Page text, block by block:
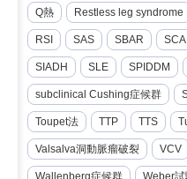
Q熱 Restless leg syndrome
RSI SAS SBAR SCA
SIADH SLE SPIDDM
subclinical Cushing症候群
Toupet法 TTP TTS
Valsalva洞動脈瘤破裂 VCV
Wallenberg症候群 Weber試